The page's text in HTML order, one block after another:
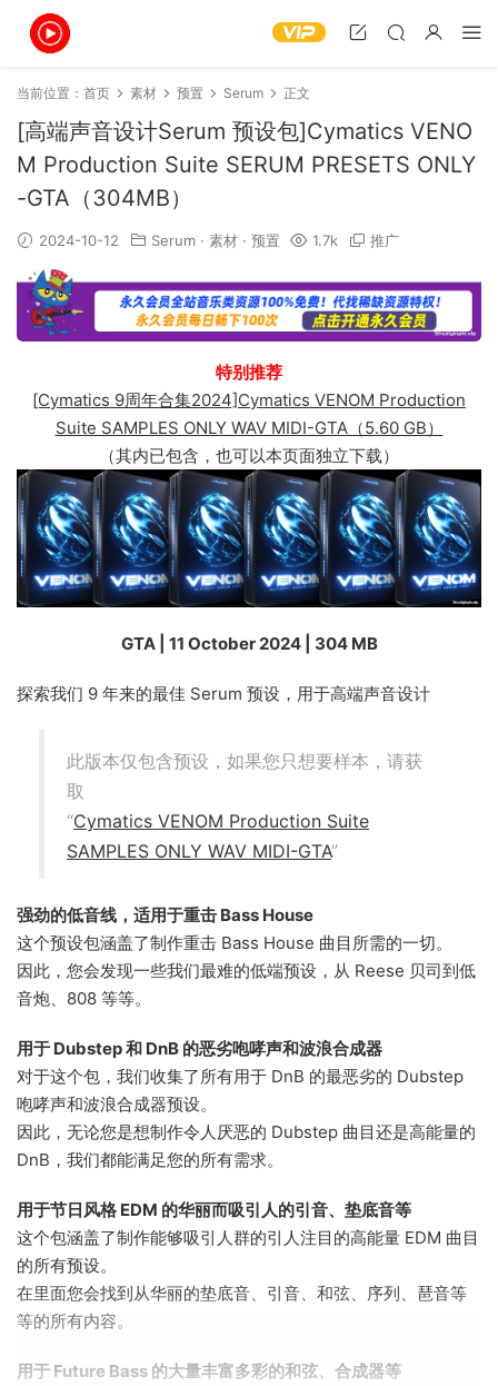
当前位置： 首页 素材 预置 Serum 正文
[高端声音设计Serum 预设包]Cymatics VENO
M Production Suite SERUM PRESETS ONLY
-GTA（304MB）
2024-10-12 Serum · 素材 · 预置 1.7k 推广
特别推荐
[Cymatics 9周年合集2024]Cymatics VENOM Production
Suite SAMPLES ONLY WAV MIDI-GTA（5.60 GB）
（其内已包含，也可以本页面独立下载）
GTA | 11 October 2024 | 304 MB
探索我们 9 年来的最佳 Serum 预设，用于高端声音设计
此版本仅包含预设，如果您只想要样本，请获
取
“Cymatics VENOM Production Suite
SAMPLES ONLY WAV MIDI-GTA”
强劲的低音线，适用于重击 Bass House
这个预设包涵盖了制作重击 Bass House 曲目所需的一切。
因此，您会发现一些我们最难的低端预设，从 Reese 贝司到低
音炮、808 等等。
用于 Dubstep 和 DnB 的恶劣咆哮声和波浪合成器
对于这个包，我们收集了所有用于 DnB 的最恶劣的 Dubstep
咆哮声和波浪合成器预设。
因此，无论您是想制作令人厌恶的 Dubstep 曲目还是高能量的
DnB，我们都能满足您的所有需求。
用于节日风格 EDM 的华丽而吸引人的引音、垫底音等
这个包涵盖了制作能够吸引人群的引人注目的高能量 EDM 曲目
的所有预设。
在里面您会找到从华丽的垫底音、引音、和弦、序列、琶音等
等的所有内容。
用于 Future Bass 的大量丰富多彩的和弦、合成器等